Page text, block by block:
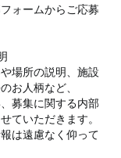
ォームからご応募
場所の説明、施設
お人柄など、
募集に関する内部
ていただきます。
は遠慮なく仰って